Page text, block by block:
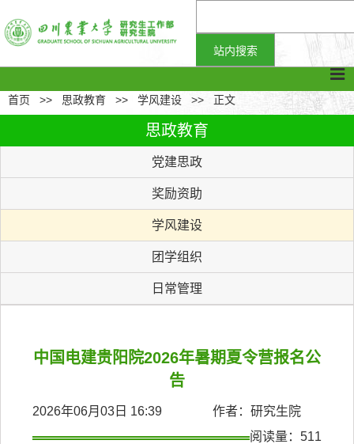
首页 >> 思政教育 >> 学风建设 >> 正文
思政教育
党建思政
奖励资助
学风建设
团学组织
日常管理
中国电建贵阳院2026年暑期夏令营报名公
告
2026年06月03日 16:39 作者：研究生院
阅读量： 511